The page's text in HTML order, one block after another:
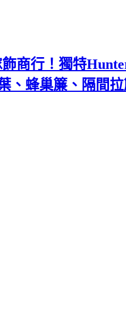
商行！獨特
、蜂巢簾、隔間